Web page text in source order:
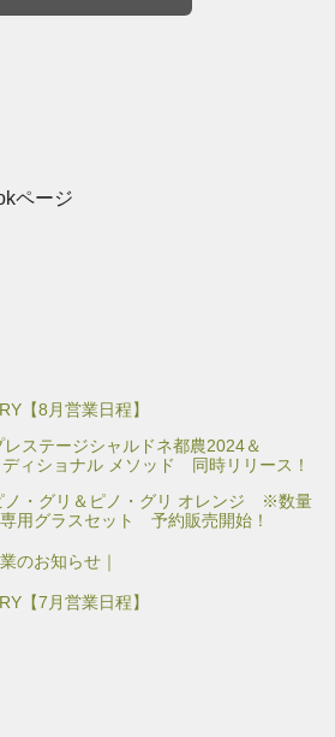
ページ
【8月営業日程】
レステージシャルドネ都農2024＆
ィショナル メソッド 同時リリース！
ノ・グリ＆ピノ・グリ オレンジ ※数量
用グラスセット 予約販売開始！
のお知らせ｜
【7月営業日程】